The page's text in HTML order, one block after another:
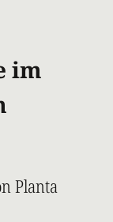
im
Planta